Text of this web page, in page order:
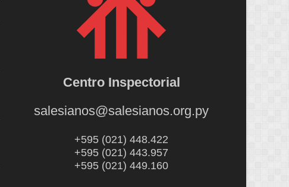
Centro Inspectorial
salesianos@salesianos.org.py
+595 (021) 448.422
+595 (021) 443.957
+595 (021) 449.160